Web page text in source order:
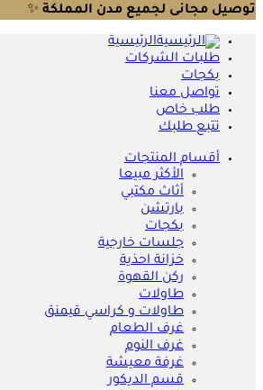
توصيل مجانى لجميع مدن المملكة ✨
الرئيسية
طلبات الشركات
بكجات
تواصل معنا
طلب خاص
تتبع طلبك
أقسام المنتجات
الأكثر مبيعا
أثاث مكتبي
بارتشن
بكجات
جلسات خارجية
خزانة احذية
ركن القهوة
طاولات
طاولات و كراسي قيمنق
غرف الطعام
غرف النوم
غرفة معيشة
قسم الديكور